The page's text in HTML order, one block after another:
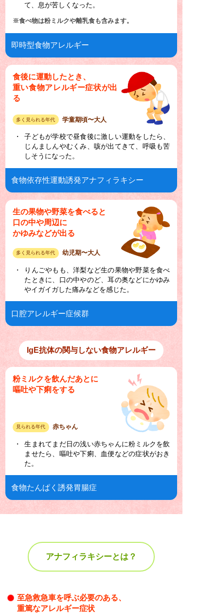
て、息が苦しくなった。
※食べ物は粉ミルクや離乳食も含みます。
即時型食物アレルギー
食後に運動したとき、
重い食物アレルギー症状が出
る
多く見られる年代 学童期頃〜大人
子どもが学校で昼食後に激しい運動をしたら、
じんましんやむくみ、咳が出てきて、呼吸も苦
しそうになった。
食物依存性運動誘発アナフィラキシー
生の果物や野菜を食べると
口の中や周辺に
かゆみなどが出る
多く見られる年代 幼児期〜大人
りんごやもも、洋梨など生の果物や野菜を食べ
たときに、口の中やのど、耳の奥などにかゆみ
やイガイガした痛みなどを感じた。
口腔アレルギー症候群
IgE抗体の関与しない食物アレルギー
粉ミルクを飲んだあとに
嘔吐や下痢をする
見られる年代 赤ちゃん
生まれてまだ日の浅い赤ちゃんに粉ミルクを飲
ませたら、嘔吐や下痢、血便などの症状がおき
た。
食物たんぱく誘発胃腸症
アナフィラキシーとは？
至急救急車を呼ぶ必要のある、
重篤なアレルギー症状